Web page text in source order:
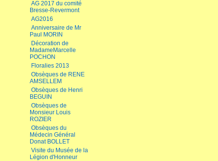
AG 2017 du comité
Bresse-Revermont
AG2016
Anniversaire de Mr
Paul MORIN
Décoration de
MadameMarcelle
POCHON
Floralies 2013
Obsèques de RENE
AMSELLEM
Obsèques de Henri
BEGUIN
Obsèques de
Monsieur Louis
ROZIER
Obsèques du
Médecin Général
Donat BOLLET
Visite du Musée de la
Légion d'Honneur